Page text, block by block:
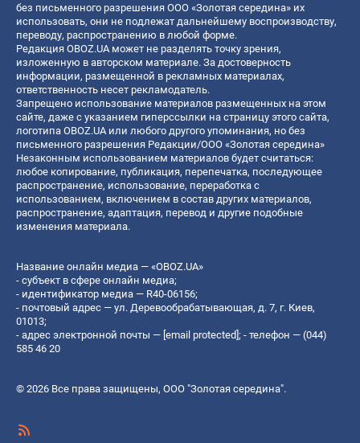
без письменного разрешения ООО «Золотая середина» их
использовать, они не подлежат дальнейшему воспроизводству,
переводу, распространению в любой форме.
Редакция OBOZ.UA может не разделять точку зрения,
изложенную в авторском материале. За достоверность
информации, размещенной в рекламных материалах,
ответственность несет рекламодатель.
Запрещено использование материалов размещенных на этом
сайте, даже с указанием гиперссылки на страницу этого сайта,
логотипа OBOZ.UA или любого другого упоминания, но без
письменного разрешения Редакции/ООО «Золотая середина»
Незаконным использованием материалов будет считаться:
любое копирование, публикация, перепечатка, последующее
распространение, использование, переработка с
использованием, включением в состав других материалов,
распространение, адаптация, перевод и другие подобные
изменения материала.
Название онлайн медиа — «OBOZ.UA»
- субъект в сфере онлайн медиа;
- идентификатор медиа — R40-06156;
- почтовый адрес — ул. Деревообрабатывающая, д. 7, г. Киев,
01013;
- адрес электронной почты — [email protected]; - телефон — (044)
585 46 20
© 2026 Все права защищены, ООО "Золотая середина".